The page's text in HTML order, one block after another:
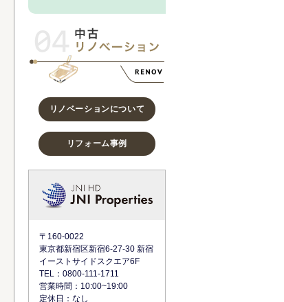
リノベーションについて
リフォーム事例
〒160-0022
東京都新宿区新宿6-27-30 新宿
イーストサイドスクエア6F
TEL：0800-111-1711
営業時間：10:00~19:00
定休日：なし